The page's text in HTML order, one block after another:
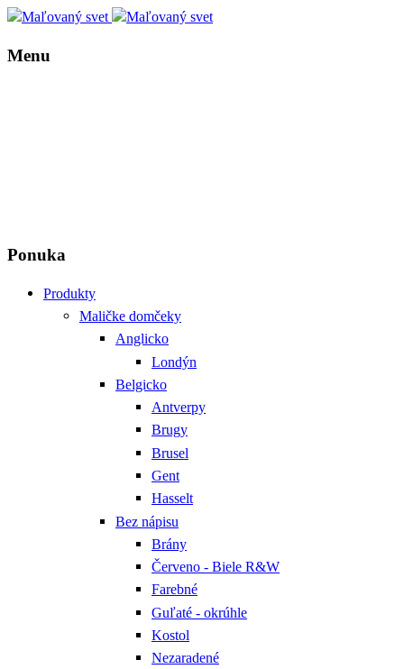
Menu
Ponuka
Produkty
Maličke domčeky
Anglicko
Londýn
Belgicko
Antverpy
Brugy
Brusel
Gent
Hasselt
Bez nápisu
Brány
Červeno - Biele R&W
Farebné
Guľaté - okrúhle
Kostol
Nezaradené